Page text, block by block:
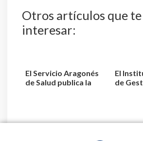
Otros artículos que te
interesar:
El Servicio Aragonés
de Salud publica la
El
de